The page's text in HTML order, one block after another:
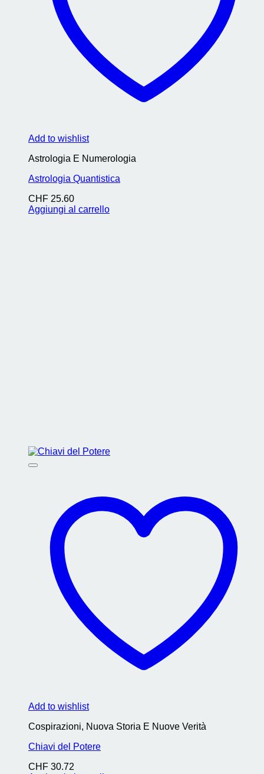
Add to wishlist
Astrologia E Numerologia
Astrologia Quantistica
CHF 25.60
Aggiungi al carrello
Add to wishlist
Cospirazioni, Nuova Storia E Nuove Verità
Chiavi del Potere
CHF 30.72